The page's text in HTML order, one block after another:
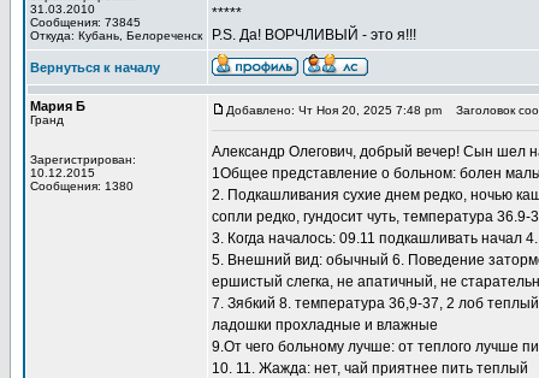
31.03.2010
Сообщения: 73845
Откуда: Кубань, Белореченск
*****
P.S. Да! ВОРЧЛИВЫЙ - это я!!!
Вернуться к началу
Мария Б
Гранд
Зарегистрирован:
10.12.2015
Сообщения: 1380
Добавлено: Чт Ноя 20, 2025 7:48 pm Заголовок
Александр Олегович, добрый вечер! Сын шел
1Общее представление о больном: болен
2. Подкашливания сухие днем редко, ночью
сопли редко, гундосит чуть, температура 36.9-
3. Когда началось: 09.11 подкашливать начал
5. Внешний вид: обычный 6. Поведение
ершистый слегка, не апатичный, не
7. Зябкий 8. температура 36,9-37, 2 лоб
ладошки прохладные и влажные
9.От чего больному лучше: от теплого лучше
10. 11. Жажда: нет, чай приятнее пить теплый